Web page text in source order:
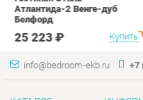
Коллекции
Кровати
Комоды
О проекте